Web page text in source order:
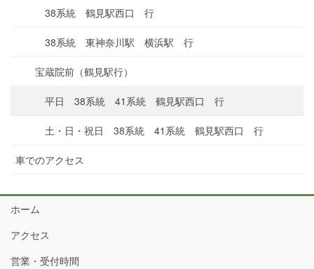
38系統 鶴見駅西口 行
38系統 東神奈川駅 横浜駅 行
宝蔵院前（鶴見駅行）
平日 38系統 41系統 鶴見駅西口 行
土・日・祝日 38系統 41系統 鶴見駅西口 行
車でのアクセス
ホーム
アクセス
営業・受付時間